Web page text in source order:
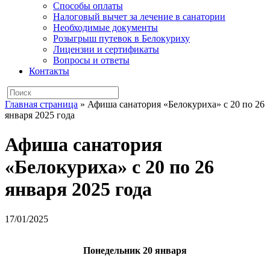
Способы оплаты
Налоговый вычет за лечение в санатории
Необходимые документы
Розыгрыш путевок в Белокуриху
Лицензии и сертификаты
Вопросы и ответы
Контакты
Главная страница » Афиша санатория «Белокуриха» с 20 по 26
января 2025 года
Афиша санатория
«Белокуриха» с 20 по 26
января 2025 года
17/01/2025
Понедельник 20 января